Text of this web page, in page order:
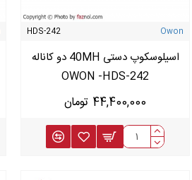
Owon
HDS-242
اسیلوسکوپ دستی 40MH دو کاناله
OWON -HDS-242
44,400,000 تومان